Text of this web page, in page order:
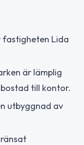
fastigheten Lida
är lämplig
till kontor.
utbyggnad av